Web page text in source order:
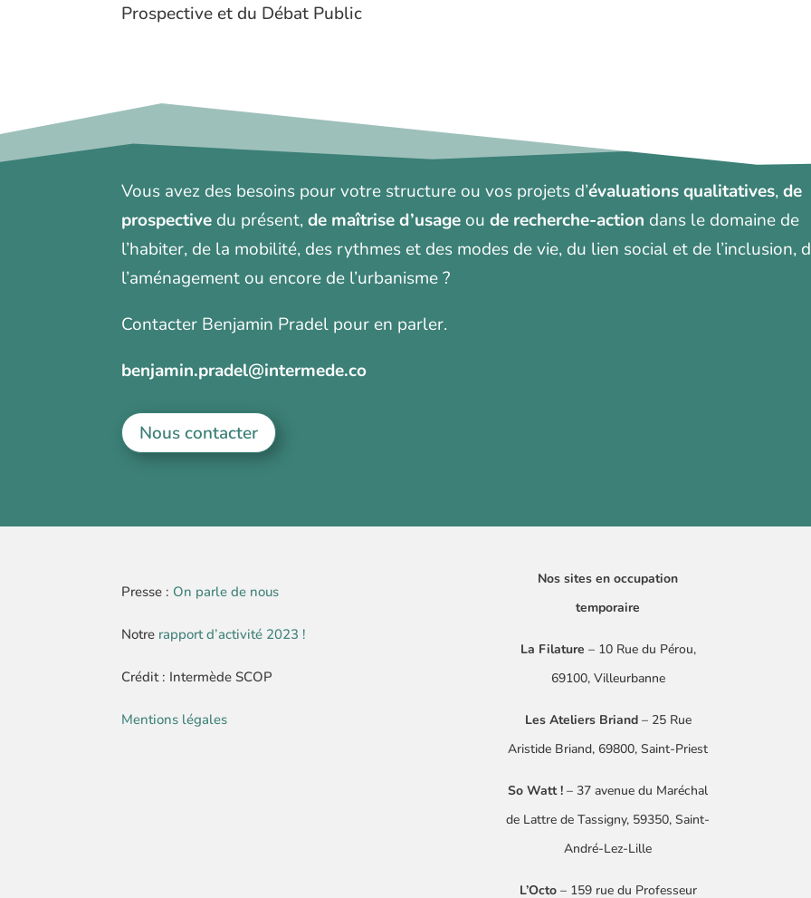
Prospective et du Débat Public
Vous avez des besoins pour votre structure ou vos projets d’évaluations qualitatives,de
prospective du présent,de maîtrise d’usage oude recherche-action dans le domaine de
l’habiter, de la mobilité, des rythmes et des modes de vie, du lien social et de l’inclusion,
l’aménagement ou encore de l’urbanisme ?
Contacter Benjamin Pradel pour en parler.
benjamin.pradel@intermede.co
Nous contacter
Presse : On parle de nous
Notre rapport d’activité 2023 !
Crédit : Intermède SCOP
Mentions légales
Nos sites en occupation
temporaire
La Filature – 10 Rue du Pérou,
69100, Villeurbanne
Les Ateliers Briand– 25 Rue
Aristide Briand, 69800, Saint-Priest
So Watt ! –37 avenue du Maréchal
de Lattrede Tassigny​, 59350, Saint-
André-Lez-Lille
L’Octo– 159 rue du Professeur